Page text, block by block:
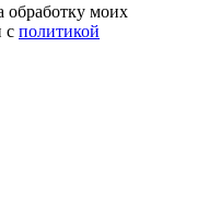
обработку моих
с политикой